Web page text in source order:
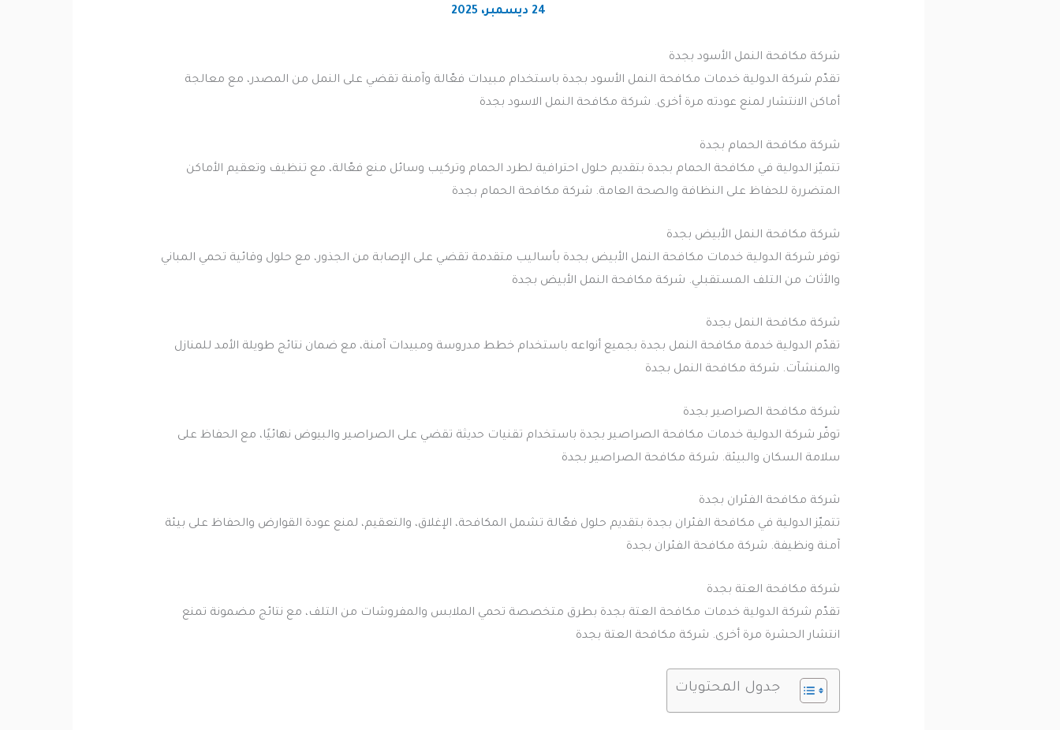
24 ديسمبر، 2025
شركة مكافحة النمل الأسود بجدة
تقدّم شركة الدولية خدمات مكافحة النمل الأسود بجدة باستخدام مبيدات فعّالة وآمنة تقضي على النمل من المصدر، مع معالجة
أماكن الانتشار لمنع عودته مرة أخرى. شركة مكافحة النمل الاسود بجدة
شركة مكافحة الحمام بجدة
تتميّز الدولية في مكافحة الحمام بجدة بتقديم حلول احترافية لطرد الحمام وتركيب وسائل منع فعّالة، مع تنظيف وتعقيم الأماكن
المتضررة للحفاظ على النظافة والصحة العامة. شركة مكافحة الحمام بجدة
شركة مكافحة النمل الأبيض بجدة
توفر شركة الدولية خدمات مكافحة النمل الأبيض بجدة بأساليب متقدمة تقضي على الإصابة من الجذور، مع حلول وقائية تحمي المباني
والأثاث من التلف المستقبلي. شركة مكافحة النمل الأبيض بجدة
شركة مكافحة النمل بجدة
تقدّم الدولية خدمة مكافحة النمل بجدة بجميع أنواعه باستخدام خطط مدروسة ومبيدات آمنة، مع ضمان نتائج طويلة الأمد للمنازل
والمنشآت. شركة مكافحة النمل بجدة
شركة مكافحة الصراصير بجدة
توفّر شركة الدولية خدمات مكافحة الصراصير بجدة باستخدام تقنيات حديثة تقضي على الصراصير والبيوض نهائيًا، مع الحفاظ على
سلامة السكان والبيئة. شركة مكافحة الصراصير بجدة
شركة مكافحة الفئران بجدة
تتميّز الدولية في مكافحة الفئران بجدة بتقديم حلول فعّالة تشمل المكافحة، الإغلاق، والتعقيم، لمنع عودة القوارض والحفاظ على بيئة
آمنة ونظيفة. شركة مكافحة الفئران بجدة
شركة مكافحة العتة بجدة
تقدّم شركة الدولية خدمات مكافحة العتة بجدة بطرق متخصصة تحمي الملابس والمفروشات من التلف، مع نتائج مضمونة تمنع
انتشار الحشرة مرة أخرى. شركة مكافحة العتة بجدة
جدول المحتويات